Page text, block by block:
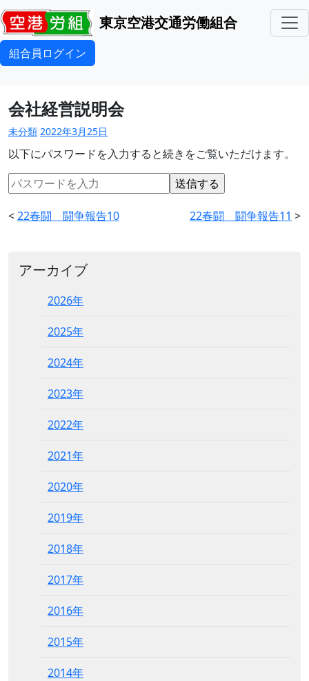
東京空港交通労働組合
組合員ログイン
アーカイブ
2026年
2025年
2024年
2023年
2022年
2021年
2020年
2019年
2018年
2017年
2016年
2015年
2014年
会社経営説明会
未分類 2022年3月25日
以下にパスワードを入力すると続きをご覧いただけます。
<22春闘 闘争報告10 22春闘 闘争報告11 >